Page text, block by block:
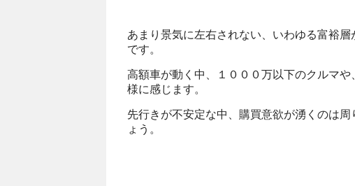
あまり景気に左右されない、いわゆる富裕
です。
高額車が動く中、１０００万以下のクルマ
様に感じます。
先行きが不安定な中、購買意欲が湧くのは
ょう。